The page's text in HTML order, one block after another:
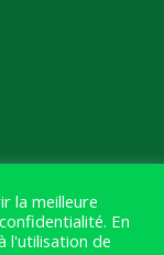
la meilleure
. En
l'utilisation de